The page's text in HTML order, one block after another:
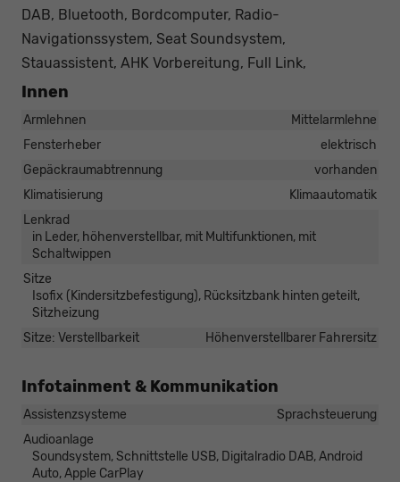
DAB, Bluetooth, Bordcomputer, Radio-
Navigationssystem, Seat Soundsystem,
Stauassistent, AHK Vorbereitung, Full Link,
Innen
Armlehnen
Mittelarmlehne
Fensterheber
elektrisch
Gepäckraumabtrennung
vorhanden
Klimatisierung
Klimaautomatik
Lenkrad
in Leder, höhenverstellbar, mit Multifunktionen, mit
Schaltwippen
Sitze
Isofix (Kindersitzbefestigung), Rücksitzbank hinten geteilt,
Sitzheizung
Sitze: Verstellbarkeit
Höhenverstellbarer Fahrersitz
Infotainment & Kommunikation
Assistenzsysteme
Sprachsteuerung
Audioanlage
Soundsystem, Schnittstelle USB, Digitalradio DAB, Android
Auto, Apple CarPlay